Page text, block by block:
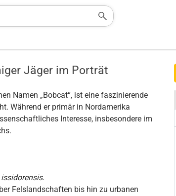
Jäger im Porträt
Namen „Bobcat“, ist eine faszinierende
Während er primär in Nordamerika
Interesse, insbesondere im
.
Felslandschaften bis hin zu urbanen